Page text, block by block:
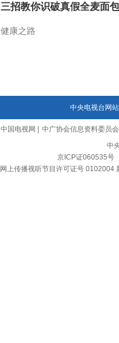
三招教你识破真假全麦面包
健康之路
中央电视台网站
中国电视网
中广协会信息资料委员会
中
京ICP证060535号
网上传播视听节目许可证号 0102004